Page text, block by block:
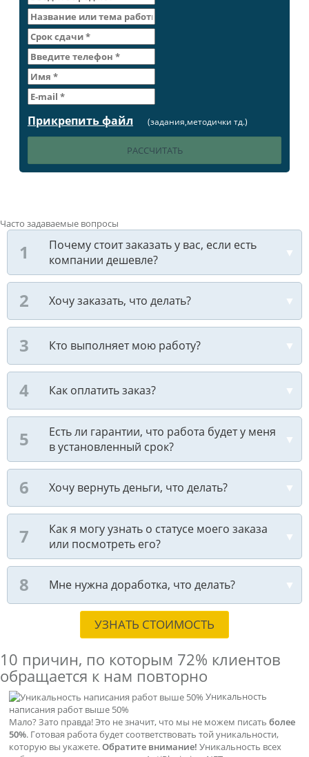
Прикрепить файл (задания,методички тд.)
Часто задаваемые вопросы
Почему стоит заказать у вас, если есть
компании дешевле?
Хочу заказать, что делать?
Кто выполняет мою работу?
Как оплатить заказ?
Есть ли гарантии, что работа будет у меня
в установленный срок?
Хочу вернуть деньги, что делать?
Как я могу узнать о статусе моего заказа
или посмотреть его?
Мне нужна доработка, что делать?
УЗНАТЬ СТОИМОСТЬ
10 причин, по которым 72% клиентов
обращается к нам повторно
Уникальность
написания работ выше 50%
Мало? Зато правда! Это не значит, что мы не можем писать более
50%. Готовая работа будет соответствовать той уникальности,
которую вы укажете.Обратите внимание! Уникальность всех